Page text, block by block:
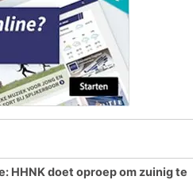
HHNK doet oproep om zuinig te